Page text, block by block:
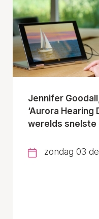
Jennifer
‘Aurora Hearing
werelds
zondag 03